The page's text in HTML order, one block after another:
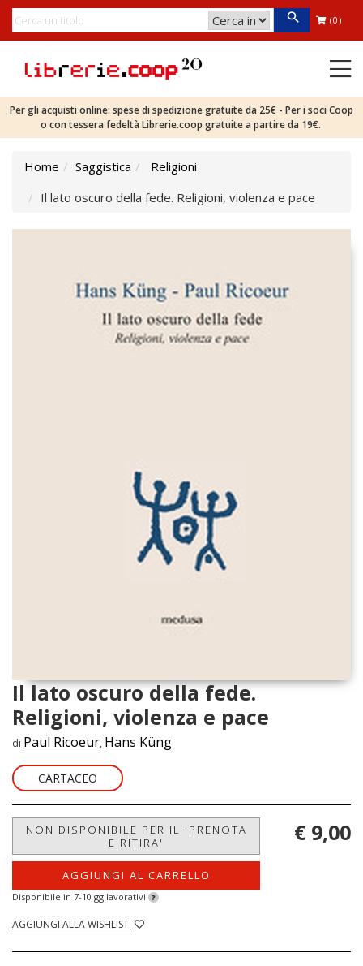
(0)
Per gli acquisti online: spese di spedizione gratuite da 25€ - Per i soci Coop
o con tessera fedeltà Librerie.coop gratuite a partire da 19€.
Home Saggistica
Religioni
Il lato oscuro della fede. Religioni, violenza e pace
Il lato oscuro della fede.
Religioni, violenza e pace
di Paul Ricoeur, Hans Küng
CARTACEO
NON DISPONIBILE PER IL 'PRENOTA
E RITIRA'
AGGIUNGI AL CARRELLO
Disponibile in 7-10 gg lavorativi ?
AGGIUNGI ALLA WISHLIST
€ 9,00